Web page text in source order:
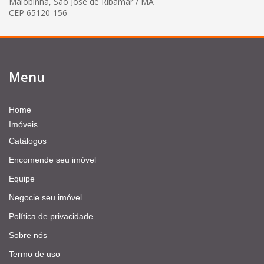
CEP 65120-156
Menu
Home
Imóveis
Catálogos
Encomende seu imóvel
Equipe
Negocie seu imóvel
Política de privacidade
Sobre nós
Termo de uso